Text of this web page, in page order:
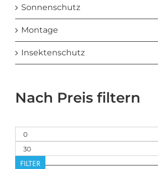
Sonnenschutz
Montage
Insektenschutz
Nach Preis filtern
Min.
Preis
Max.
Preis
FILTER